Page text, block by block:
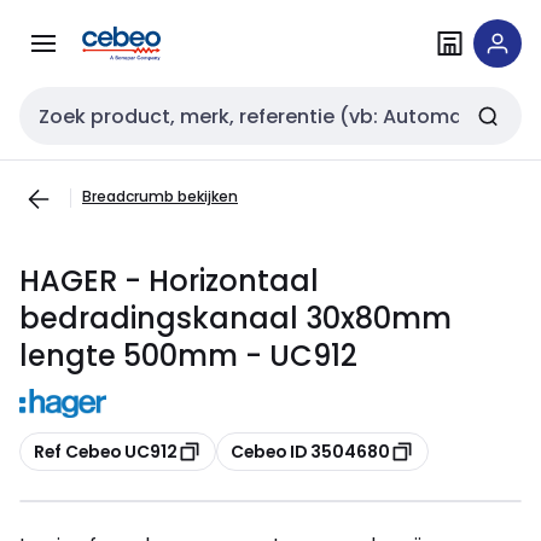
naar
naar
Zoekveld invoer
Breadcrumb bekijken
HAGER - Horizontaal
bedradingskanaal 30x80mm
lengte 500mm - UC912
Kopiëren
Ref Cebeo UC912 Kopiëren
Cebeo ID 3504680